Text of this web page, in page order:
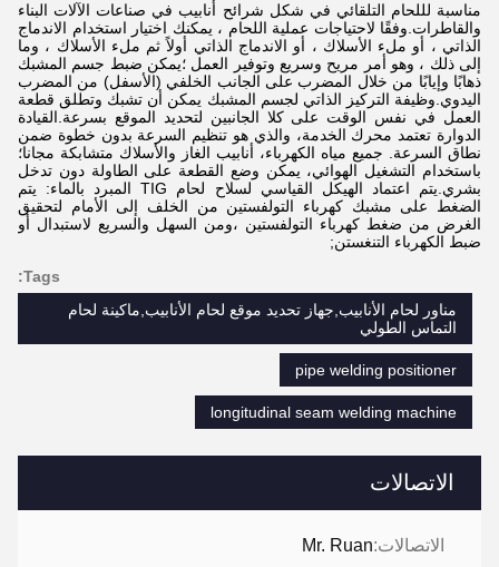
الاتصالات
الاتصالات:Mr. Ruan
مناسبة لللحام التلقائي في شكل شرائح أنابيب في صناعات الآلات البناء
والقاطرات. وفقًا لاحتياجات عملية اللحام ، يمكنك اختيار استخدام الاندماج
الذاتي ، أو ملء الأسلاك ، أو الاندماج الذاتي أولاً ثم ملء الأسلاك ، وما
إلى ذلك ، وهو أمر مريح وسريع وتوفير العمل ؛يمكن ضبط جسم المشبك
ذهابًا وإيابًا من خلال المضرب على الجانب الخلفي (الأسفل) من المضرب
اليدوي. وظيفة التركيز الذاتي لجسم المشبك يمكن أن تشبك وتطلق قطعة
العمل في نفس الوقت على كلا الجانبين لتحديد الموقع بسرعة. القيادة
الدوارة تعتمد محرك الخدمة، والذي هو تنظيم السرعة بدون خطوة ضمن
نطاق السرعة. جميع مياه الكهرباء، أنابيب الغاز والأسلاك متشابكة مجانا؛
باستخدام التشغيل الهوائي، يمكن وضع القطعة على الطاولة دون تدخل
بشري.
يتم اعتماد الهيكل القياسي لسلاح لحام TIG المبرد بالماء: يتم
الضغط على مشبك كهرباء التولفستين من الخلف إلى الأمام لتحقيق
الغرض من ضغط كهرباء التولفستين ،ومن السهل والسريع لاستبدال أو
ضبط الكهرباء التنغستن;
Tags:
مناور لحام الأنابيب,جهاز تحديد موقع لحام الأنابيب,ماكينة لحام
التماس الطولي
pipe welding positioner
longitudinal seam welding machine